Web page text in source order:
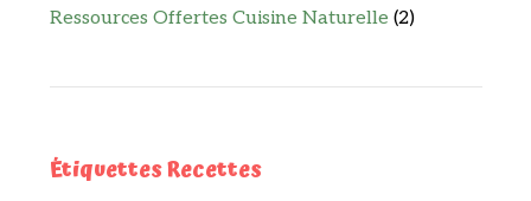
Ressources Offertes Cuisine Naturelle (2)
Étiquettes Recettes